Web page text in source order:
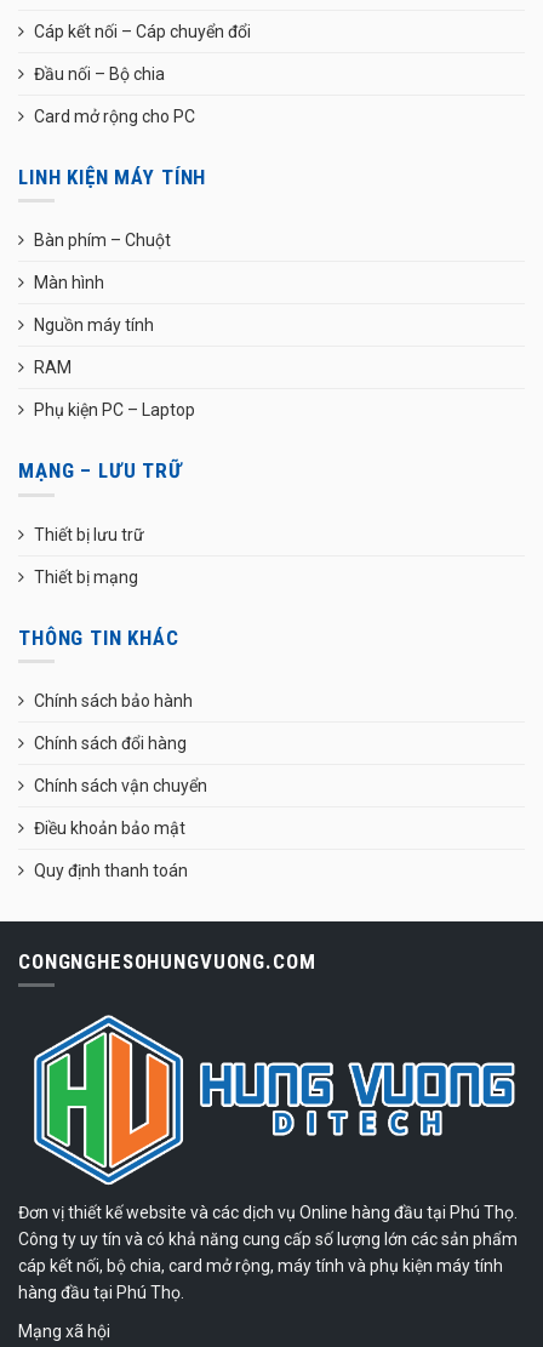
Cáp kết nối – Cáp chuyển đổi
Đầu nối – Bộ chia
Card mở rộng cho PC
LINH KIỆN MÁY TÍNH
Bàn phím – Chuột
Màn hình
Nguồn máy tính
RAM
Phụ kiện PC – Laptop
MẠNG – LƯU TRỮ
Thiết bị lưu trữ
Thiết bị mạng
THÔNG TIN KHÁC
Chính sách bảo hành
Chính sách đổi hàng
Chính sách vận chuyển
Điều khoản bảo mật
Quy định thanh toán
CONGNGHESOHUNGVUONG.COM
Đơn vị thiết kế website và các dịch vụ Online hàng đầu tại Phú Thọ.
Công ty uy tín và có khả năng cung cấp số lượng lớn các sản phẩm
cáp kết nối, bộ chia, card mở rộng, máy tính và phụ kiện máy tính
hàng đầu tại Phú Thọ.
Mạng xã hội